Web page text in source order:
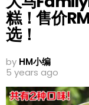
糕！售价
选！
by HM小编
5 years ago